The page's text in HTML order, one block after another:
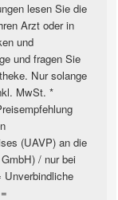
lesen Sie die
Arzt oder in
und
und fragen Sie
Nur solange
MwSt. *
(UAVP) an die
/ nur bei
Unverbindliche